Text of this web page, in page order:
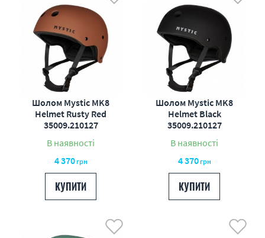
Шолом Mystic MK8
Helmet Rusty Red
35009.210127
В наявності
4 370грн
КУПИТИ
Шолом Mystic MK8
Helmet Black
35009.210127
В наявності
4 370грн
КУПИТИ